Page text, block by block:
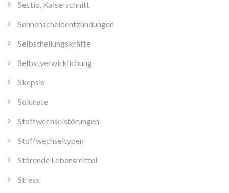
Sectio, Kaiserschnitt
Sehnenscheidentzündungen
Selbstheilungskräfte
Selbstverwirklichung
Skepsis
Solunate
Stoffwechselstörungen
Stoffwechseltypen
Störende Lebensmittel
Stress